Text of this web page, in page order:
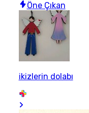
Öne Çıkan
ikizlerin dolabı